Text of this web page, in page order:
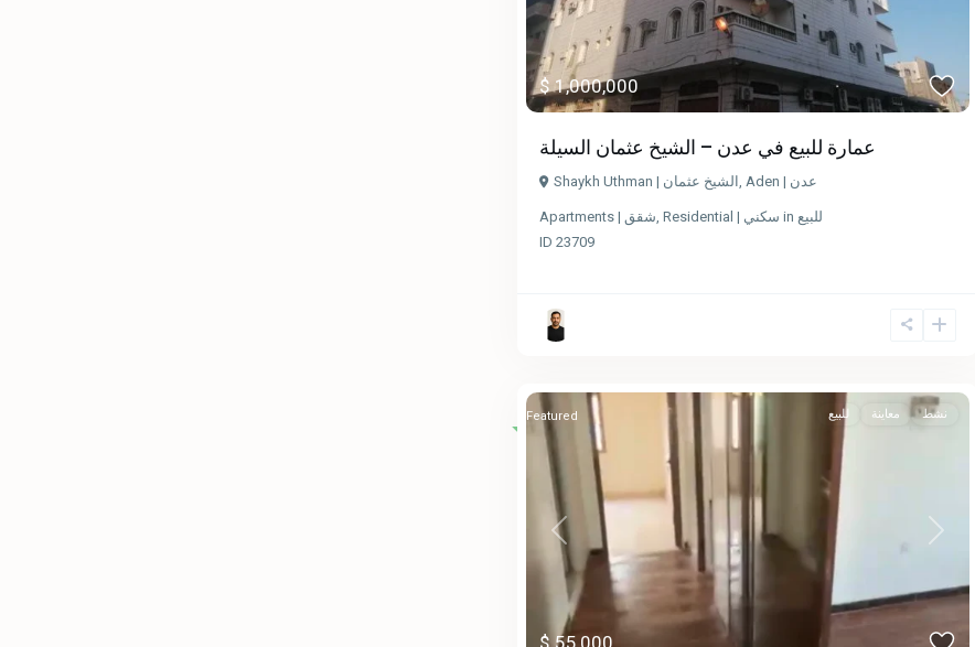
$ 1,000,000
عمارة للبيع في عدن – الشيخ عثمان السيلة
Shaykh Uthman | الشيخ عثمان , Aden | عدن
Apartments | شقق, Residential | سكني in للبيع
ID 23709
Previous Next
$ 55,000
للبيع معاينة نشط Featured